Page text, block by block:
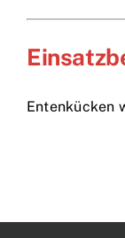
Entenkücken